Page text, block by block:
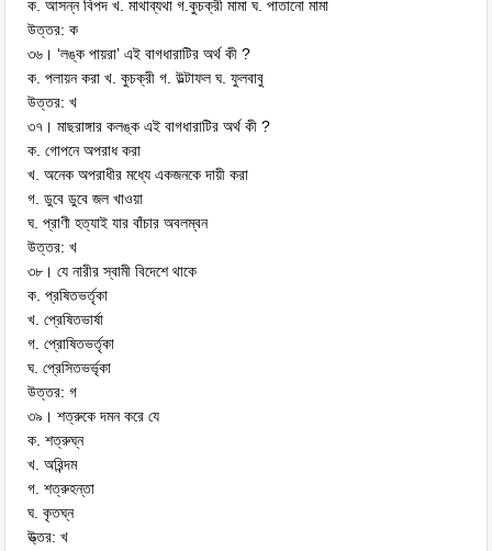
ক. আসন্ন বিপদ খ. মাথাব্যথা গ.কুচক্রী মামা ঘ. পাতানো মামা
উত্তর: ক
৩৬। ‘লঙ্ক পায়রা’ এই বাগধারাটির অর্থ কী ?
ক. পলায়ন করা খ. কুচক্রী গ. উল্টাফল ঘ. ফুলবাবু
উত্তর: খ
৩৭। মাছরাঙ্গার কলঙ্ক এই বাগধারাটির অর্থ কী ?
ক. গোপনে অপরাধ করা
খ. অনেক অপরাধীর মধ্যে একজনকে দায়ী করা
গ. ডুবে ডুবে জল খাওয়া
ঘ. প্রাণী হত্যাই যার বাঁচার অবলম্বন
উত্তর: খ
৩৮। যে নারীর স্বামী বিদেশে থাকে
ক. প্রষিতভর্তৃকা
খ. প্রেষিতভার্ষা
গ. প্রোষিতভর্তৃকা
ঘ. প্রেসিতভর্ভৃকা
উত্তর: গ
৩৯। শত্রুকে দমন করে যে
ক. শত্রুঘ্ন
খ. অরিন্দম
গ. শত্রুহন্তা
ঘ. কৃতঘ্ন
উ্ত্তর: খ